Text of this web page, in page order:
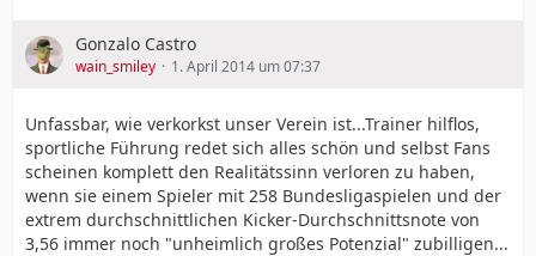
Gonzalo Castro
wain_smiley 1. April 2014 um 07:37
Unfassbar, wie verkorkst unser Verein ist...Trainer hilflos,
sportliche Führung redet sich alles schön und selbst Fans
scheinen komplett den Realitätssinn verloren zu haben,
wenn sie einem Spieler mit 258 Bundesligaspielen und der
extrem durchschnittlichen Kicker-Durchschnittsnote von
3,56 immer noch "unheimlich großes Potenzial" zubilligen...